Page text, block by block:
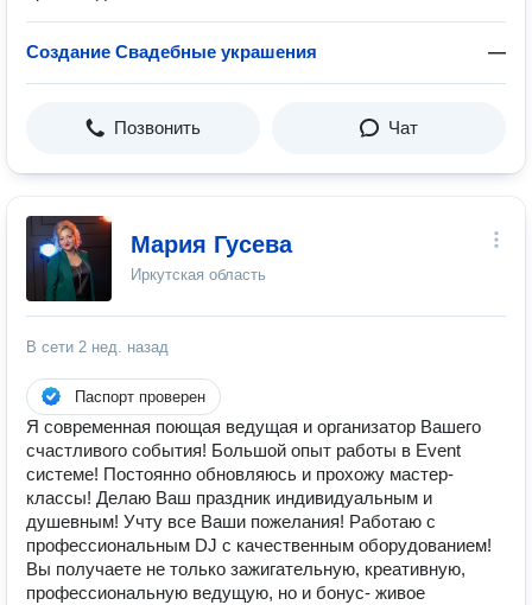
Создание Свадебные украшения —
Позвонить Чат
Мария Гусева
Иркутская область
В сети 2 нед. назад
Паспорт проверен
Я современная поющая ведущая и организатор Вашего
счастливого события! Большой опыт работы в Event
системе! Постоянно обновляюсь и прохожу мастер-
классы! Делаю Ваш праздник индивидуальным и
душевным! Учту все Ваши пожелания! Работаю с
профессиональным DJ с качественным оборудованием!
Вы получаете не только зажигательную, креативную,
профессиональную ведущую, но и бонус- живое